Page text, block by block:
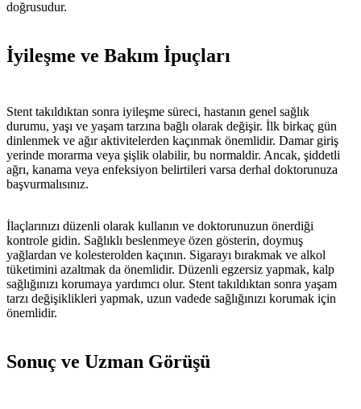
doğrusudur.
İyileşme ve Bakım İpuçları
Stent takıldıktan sonra iyileşme süreci, hastanın genel sağlık
durumu, yaşı ve yaşam tarzına bağlı olarak değişir. İlk birkaç gün
dinlenmek ve ağır aktivitelerden kaçınmak önemlidir. Damar giriş
yerinde morarma veya şişlik olabilir, bu normaldir. Ancak, şiddetli
ağrı, kanama veya enfeksiyon belirtileri varsa derhal doktorunuza
başvurmalısınız.
İlaçlarınızı düzenli olarak kullanın ve doktorunuzun önerdiği
kontrole gidin. Sağlıklı beslenmeye özen gösterin, doymuş
yağlardan ve kolesterolden kaçının. Sigarayı bırakmak ve alkol
tüketimini azaltmak da önemlidir. Düzenli egzersiz yapmak, kalp
sağlığınızı korumaya yardımcı olur. Stent takıldıktan sonra yaşam
tarzı değişiklikleri yapmak, uzun vadede sağlığınızı korumak için
önemlidir.
Sonuç ve Uzman Görüşü